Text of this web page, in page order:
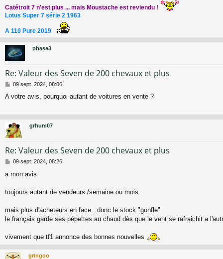
e
Catétroit 7 n'est plus ... mais Moustache est reviendu !
Lotus Super 7 série 2 1963
A 110 Pure 2019
phase3
Re: Valeur des Seven de 200 chevaux et plus
M
s
g
e
09 sept. 2024, 08:06
A votre avis, pourquoi autant de voitures en vente ?
grhum07
Re: Valeur des Seven de 200 chevaux et plus
M
s
a
09 sept. 2024, 08:26
a mon avis
toujours autant de vendeurs /semaine ou mois .
mais plus d'acheteurs en face . donc le stock "gonfle"
le français garde ses pépettes au chaud dès que le vent se rafraichit a
vivement que tf1 annonce des bonnes nouvelles
gringoo